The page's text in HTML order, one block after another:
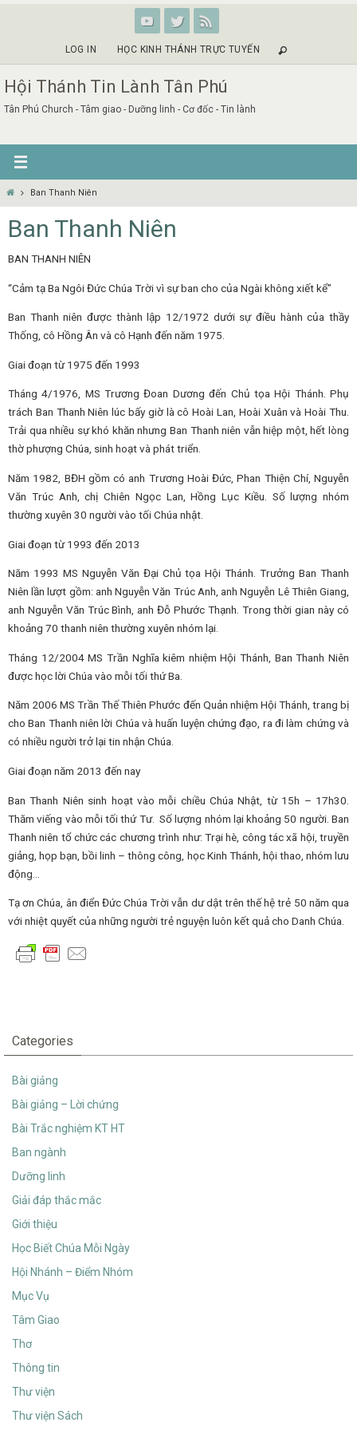
LOG IN HỌC KINH THÁNH TRỰC TUYẾN
Hội Thánh Tin Lành Tân Phú
Tân Phú Church - Tâm giao - Dưỡng linh - Cơ đốc - Tin lành
HomeBan Thanh Niên
Ban Thanh Niên
BAN THANH NIÊN
“Cảm tạ Ba Ngôi Đức Chúa Trời vì sự ban cho của Ngài không xiết kể”
Ban Thanh niên được thành lập 12/1972 dưới sự điều hành của thầy
Thống, cô Hồng Ân và cô Hạnh đến năm 1975.
Giai đoạn từ 1975 đến 1993
Tháng 4/1976, MS Trương Đoan Dương đến Chủ tọa Hội Thánh. Phụ
trách Ban Thanh Niên lúc bấy giờ là cô Hoài Lan, Hoài Xuân và Hoài Thu.
Trải qua nhiều sự khó khăn nhưng Ban Thanh niên vẫn hiệp một, hết lòng
thờ phượng Chúa, sinh hoạt và phát triển.
Năm 1982, BĐH gồm có anh Trương Hoài Đức, Phan Thiện Chí, Nguyễn
Văn Trúc Anh, chị Chiên Ngọc Lan, Hồng Lục Kiều. Số lượng nhóm
thường xuyên 30 người vào tối Chúa nhật.
Giai đoạn từ 1993 đến 2013
Năm 1993 MS Nguyễn Văn Đại Chủ tọa Hội Thánh. Trưởng Ban Thanh
Niên lần lượt gồm: anh Nguyễn Văn Trúc Anh, anh Nguyễn Lê Thiên Giang,
anh Nguyễn Văn Trúc Bình, anh Đỗ Phước Thạnh. Trong thời gian này có
khoảng 70 thanh niên thường xuyên nhóm lại.
Tháng 12/2004 MS Trần Nghĩa kiêm nhiệm Hội Thánh, Ban Thanh Niên
được học lời Chúa vào mỗi tối thứ Ba.
Năm 2006 MS Trần Thế Thiên Phước đến Quản nhiệm Hội Thánh, trang bị
cho Ban Thanh niên lời Chúa và huấn luyện chứng đạo, ra đi làm chứng và
có nhiều người trở lại tin nhận Chúa.
Giai đoạn năm 2013 đến nay
Ban Thanh Niên sinh hoạt vào mỗi chiều Chúa Nhật, từ 15h – 17h30.
Thăm viếng vào mỗi tối thứ Tư. Số lượng nhóm lại khoảng 50 người. Ban
Thanh niên tổ chức các chương trình như: Trại hè, công tác xã hội, truyền
giảng, họp bạn, bồi linh – thông công, học Kinh Thánh, hội thao, nhóm lưu
động…
Tạ ơn Chúa, ân điển Đức Chúa Trời vẫn dư dật trên thế hệ trẻ 50 năm qua
với nhiệt quyết của những người trẻ nguyện luôn kết quả cho Danh Chúa.
Categories
Bài giảng
Bài giảng – Lời chứng
Bài Trắc nghiệm KT HT
Ban ngành
Dưỡng linh
Giải đáp thắc mắc
Giới thiệu
Học Biết Chúa Mỗi Ngày
Hội Nhánh – Điểm Nhóm
Mục Vụ
Tâm Giao
Thơ
Thông tin
Thư viện
Thư viện Sách